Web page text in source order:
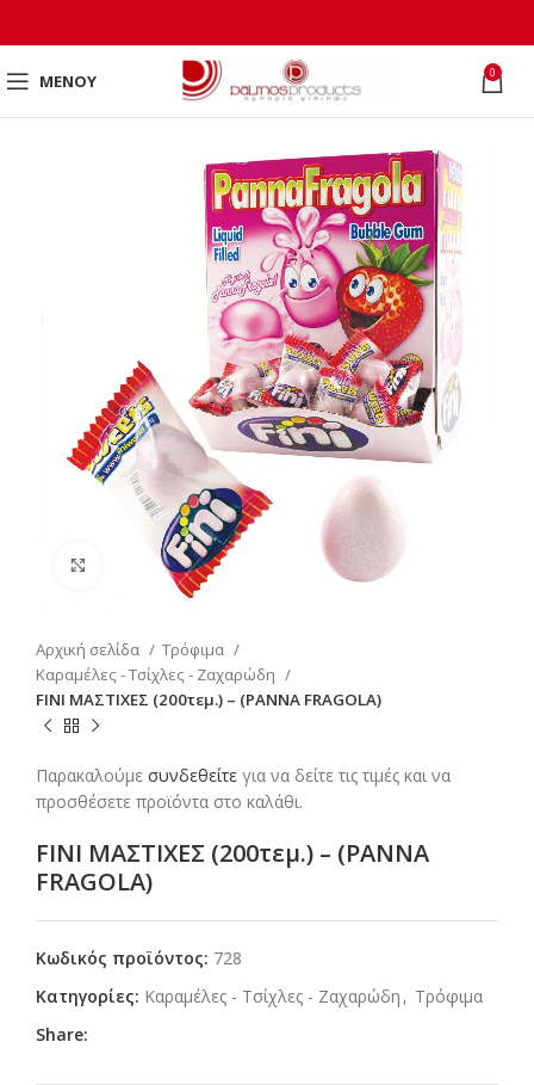
ΜΕΝΟΎ 0
Click to enlarge
Αρχική σελίδα
Τρόφιμα
Καραμέλες - Τσίχλες - Ζαχαρώδη
FINI ΜΑΣΤΙΧΕΣ (200τεμ.) – (PANNA FRAGOLA)
Παρακαλούμε συνδεθείτε για να δείτε τις τιμές και να
προσθέσετε προϊόντα στο καλάθι.
FINI ΜΑΣΤΙΧΕΣ (200τεμ.) – (PANNA
FRAGOLA)
Κωδικός προϊόντος: 728
Κατηγορίες: Καραμέλες - Τσίχλες - Ζαχαρώδη , Τρόφιμα
Share: